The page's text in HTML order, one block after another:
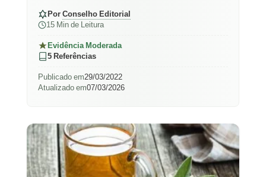
PorConselho Editorial
15 Min de Leitura
Evidência Moderada
5 Referências
Publicado em29/03/2022
Atualizado em07/03/2026